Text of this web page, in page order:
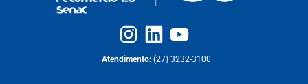
Atendimento: (27) 3232-3100